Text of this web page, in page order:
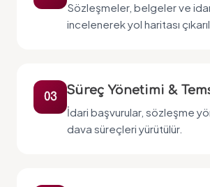
Sözleşmeler, belgeler ve
incelenerek yol haritası
03 Süreç Yönetimi &
İdari başvurular, sözleşme
dava süreçleri yürütülür.